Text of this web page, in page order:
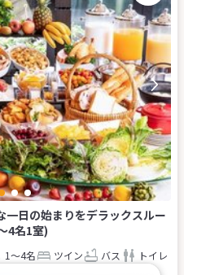
日の始まりをデラックスルー
4名1室)
1～4名 ツイン バス
トイレ